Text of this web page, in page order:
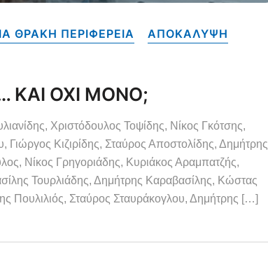
ΘΡΑΚΗ ΠΕΡΙΦΕΡΕΙΑ
ΑΠΟΚΑΛΥΨΗ
ΚΑΙ ΟΧΙ ΜΟΝΟ;
Χριστόδουλος Τοψίδης, Νίκος Γκότσης,
Κιζιρίδης, Σταύρος Αποστολίδης, Δημήτρης
Νίκος Γρηγοριάδης, Κυριάκος Αραμπατζής,
Τουρλιάδης, Δημήτρης Καραβασίλης, Κώστας
Πουλιλιός, Σταύρος Σταυράκογλου, Δημήτρης […]